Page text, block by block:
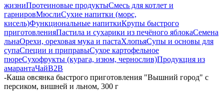
жизниПротеиновые продуктыСмесь для котлет и
гарнировМюслиСухие напитки (морс,
кисель)Функциональные напиткиКрупы быстрого
приготовленияПастила и сухарики из печёного яблокаСемена
льнаОрехи, ореховая мука и пастаХлопьяСупы и основы для
супаСпеции и приправыСухое картофельное
пюреСухофрукты (курага, изюм, чернослив)Продукция из
амарантаЧайB2B
-Каша овсянка быстрого приготовления "Вышний город" с
персиком, вишней и льном, 300 г